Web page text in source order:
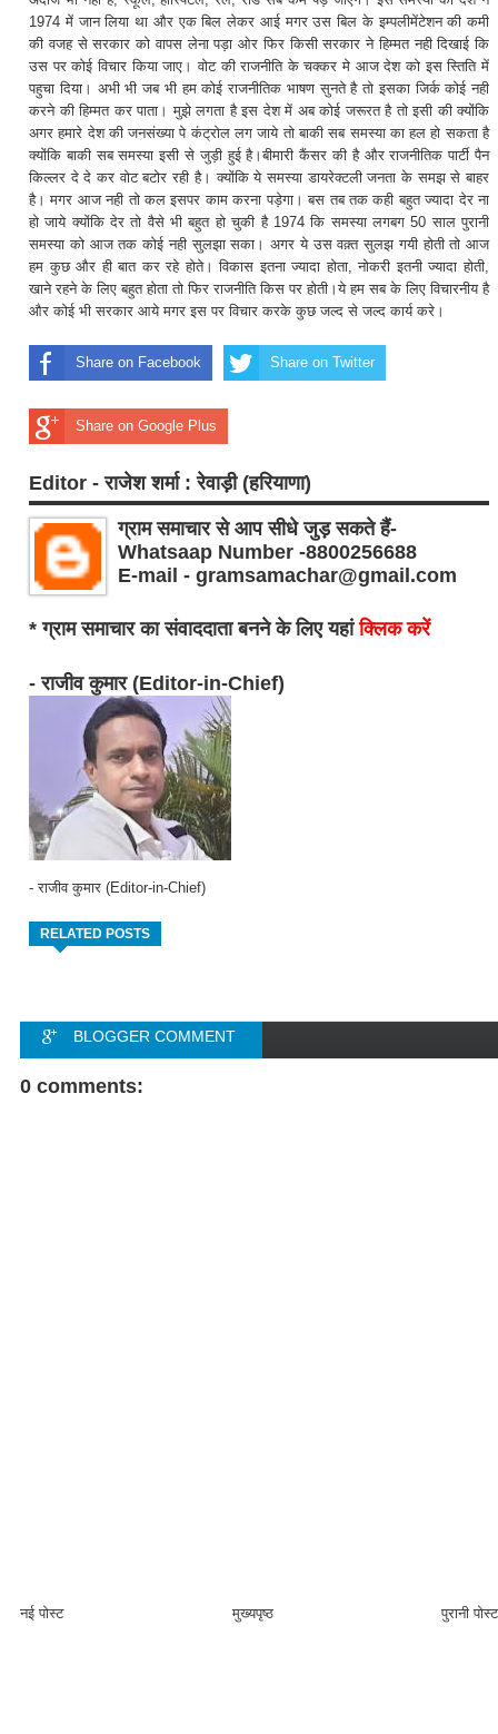
1974 में जान लिया था और एक बिल लेकर आई मगर उस बिल के इम्पलीमेंटेशन की कमी
की वजह से सरकार को वापस लेना पड़ा ओर फिर किसी सरकार ने हिम्मत नही दिखाई कि
उस पर कोई विचार किया जाए। वोट की राजनीति के चक्कर मे आज देश को इस स्तिति में
पहुचा दिया। अभी भी जब भी हम कोई राजनीतिक भाषण सुनते है तो इसका जिर्क कोई नही
करने की हिम्मत कर पाता। मुझे लगता है इस देश में अब कोई जरूरत है तो इसी की क्योंकि
अगर हमारे देश की जनसंख्या पे कंट्रोल लग जाये तो बाकी सब समस्या का हल हो सकता है
क्योंकि बाकी सब समस्या इसी से जुड़ी हुई है।बीमारी कैंसर की है और राजनीतिक पार्टी पैन
किल्लर दे दे कर वोट बटोर रही है। क्योंकि ये समस्या डायरेक्टली जनता के समझ से बाहर
है। मगर आज नही तो कल इसपर काम करना पड़ेगा। बस तब तक कही बहुत ज्यादा देर ना
हो जाये क्योंकि देर तो वैसे भी बहुत हो चुकी है 1974 कि समस्या लगबग 50 साल पुरानी
समस्या को आज तक कोई नही सुलझा सका। अगर ये उस वक़्त सुलझ गयी होती तो आज
हम कुछ और ही बात कर रहे होते। विकास इतना ज्यादा होता, नोकरी इतनी ज्यादा होती,
खाने रहने के लिए बहुत होता तो फिर राजनीति किस पर होती।ये हम सब के लिए विचारनीय है
और कोई भी सरकार आये मगर इस पर विचार करके कुछ जल्द से जल्द कार्य करे।
Share on Facebook Share on Twitter
Share on Google Plus
Editor - राजेश शर्मा : रेवाड़ी (हरियाणा)
ग्राम समाचार से आप सीधे जुड़ सकते हैं-
Whatsaap Number -8800256688
E-mail - gramsamachar@gmail.com
* ग्राम समाचार का संवाददाता बनने के लिए यहांक्लिक करें
- राजीव कुमार (Editor-in-Chief)
- राजीव कुमार (Editor-in-Chief)
RELATED POSTS
BLOGGER COMMENT
FACEBOOK COMMENT
0 comments:
नई पोस्ट पुरानी पोस्ट
मुख्यपृष्ठ